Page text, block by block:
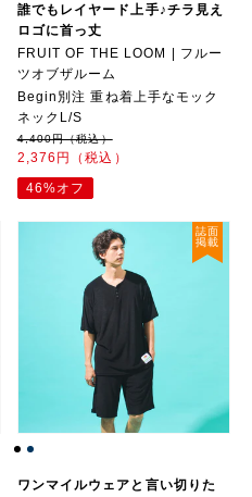
誰でもレイヤード上手♪チラ見え
ロゴに首っ丈
FRUIT OF THE LOOM | フルー
ツオブザルーム
Begin別注 重ね着上手なモック
ネックL/S
4,400円（税込）
2,376円（税込）
46%オフ
誌面
掲載
ワンマイルウェアと言い切りた